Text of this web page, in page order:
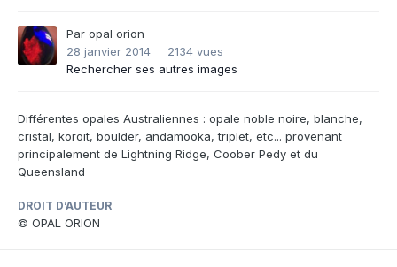
Par opal orion
28 janvier 2014
2134 vues
Rechercher ses autres images
Différentes opales Australiennes : opale noble noire, blanche,
cristal, koroit, boulder, andamooka, triplet, etc... provenant
principalement de Lightning Ridge, Coober Pedy et du
Queensland
DROIT D’AUTEUR
© OPAL ORION